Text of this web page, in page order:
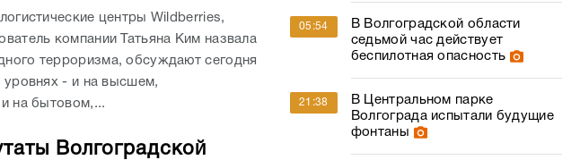
центры Wildberries,
компании Татьяна Ким назвала
терроризма, обсуждают сегодня
уровнях - и на высшем,
на бытовом,...
Волгоградской
05:54
В Волгоградской области
седьмой час действует
беспилотная опасность
21:38
В Центральном парке
Волгограда испытали будущие
фонтаны